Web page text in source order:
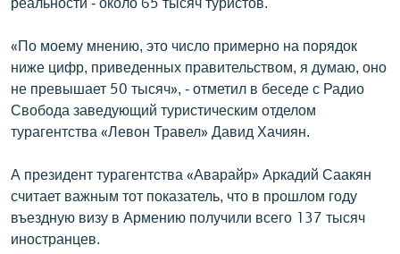
«По моему мнению, это число примерно на порядок
ниже цифр, приведенных правительством, я думаю, оно
не превышает 50 тысяч», - отметил в беседе с Радио
Свобода заведующий туристическим отделом
турагентства «Левон Травел» Давид Хачиян.
А президент турагентства «Аварайр» Аркадий Саакян
считает важным тот показатель, что в прошлом году
въездную визу в Армению получили всего 137 тысяч
иностранцев.